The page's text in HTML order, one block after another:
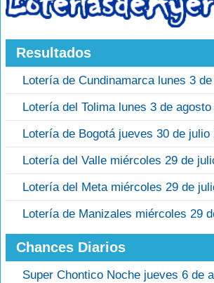
Resultados
Lotería de Cundinamarca lunes 3
Lotería del Tolima lunes 3 de
Lotería de Bogotá jueves 30 de julio
Lotería del Valle miércoles 29 de
Lotería del Meta miércoles 29 de
Lotería de Manizales miércoles 29
Chances Diarios
Super Chontico Noche jueves 6 de